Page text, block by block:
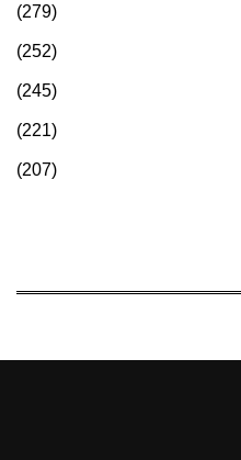
(279)
(252)
(245)
(221)
(207)